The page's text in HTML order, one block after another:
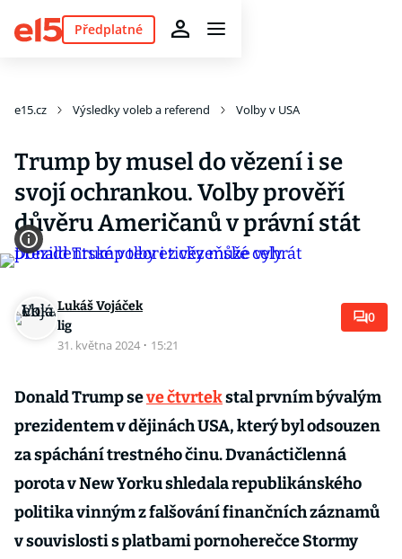
Předplatné
e15.cz Výsledky voleb a referend Volby v USA
Trump by musel do vězení i se
svojí ochrankou. Volby prověří
důvěru Američanů v právní stát
Lukáš Vojáček
lig
31. května 2024 · 15:21
0
Donald Trump seve čtvrtekstal prvním bývalým
prezidentem v dějinách USA, který byl odsouzen
za spáchání trestného činu. Dvanáctičlenná
porota v New Yorku shledala republikánského
politika vinným z falšování finančních záznamů
v souvislosti s platbami pornoherečce Stormy